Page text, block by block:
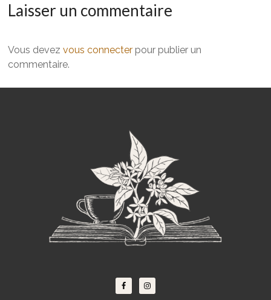
Laisser un commentaire
Vous devezvous connecter pour publier un
commentaire.